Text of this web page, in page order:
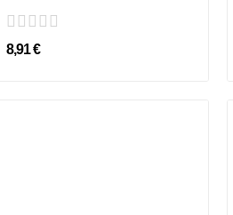
8,91 €